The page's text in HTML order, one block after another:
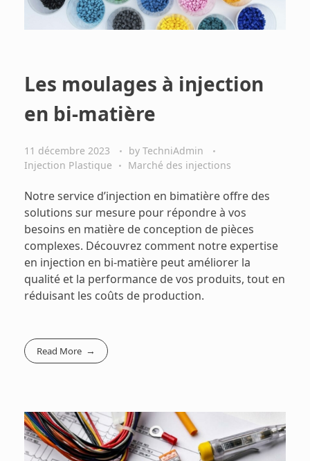
Les moulages à injection
en bi-matière
11 décembre 2023 by TechniAdmin
Injection Plastique
Marché des injections
Notre service d’injection en bimatière offre des
solutions sur mesure pour répondre à vos
besoins en matière de conception de pièces
complexes. Découvrez comment notre expertise
en injection en bi-matière peut améliorer la
qualité et la performance de vos produits, tout en
réduisant les coûts de production.
Read More